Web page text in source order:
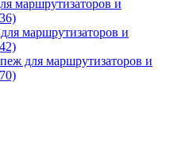
маршрутизаторов и
маршрутизаторов и
для маршрутизаторов и